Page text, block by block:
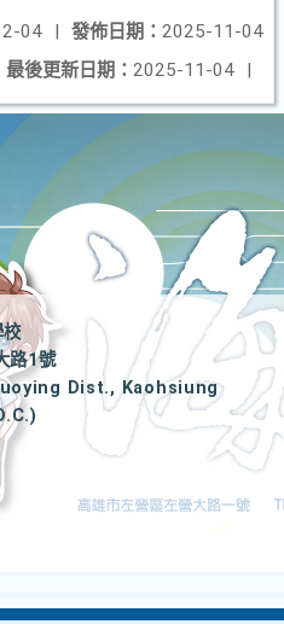
發佈日期： 2025-11-04
04
|
最後更新日期： 2025-11-04 |
校
路1號
Dist., Kaohsiung